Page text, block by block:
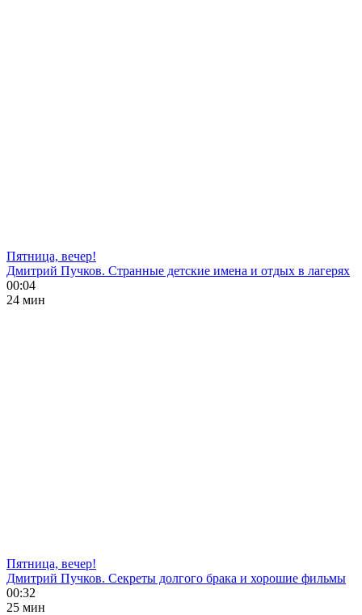
Пятница, вечер!
Дмитрий Пучков. Странные детские имена и отдых в лагерях
00:04
24 мин
Пятница, вечер!
Дмитрий Пучков. Секреты долгого брака и хорошие фильмы
00:32
25 мин